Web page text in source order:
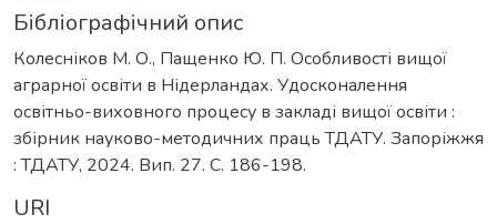
Бібліографічний опис
Колесніков М. О., Пащенко Ю. П. Особливості вищої
аграрної освіти в Нідерландах. Удосконалення
освітньо-виховного процесу в закладі вищої освіти :
збірник науково-методичних праць ТДАТУ. Запоріжжя
: ТДАТУ, 2024. Вип. 27. С. 186-198.
URI